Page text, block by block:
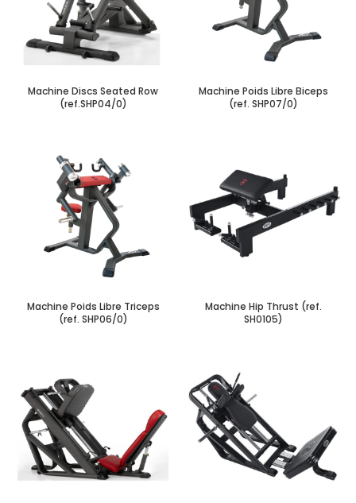
Machine Discs Seated Row
(ref.SHP04/0)
Machine Poids Libre Biceps
(ref. SHP07/0)
Machine Poids Libre Triceps
(ref. SHP06/0)
Machine Hip Thrust (ref.
SH0105)